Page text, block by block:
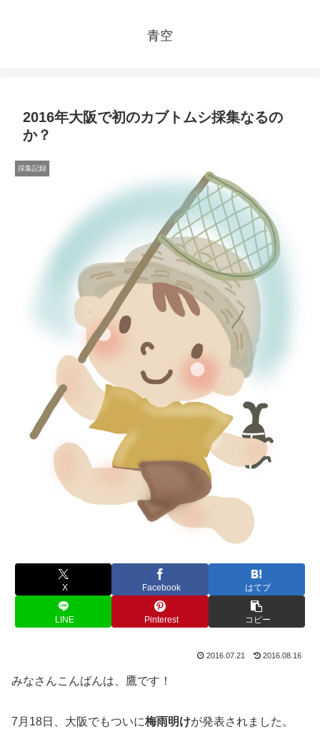
青空
2016年大阪で初のカブトムシ採集なるの
か？
採集記録
X Facebook はてブ
LINE Pinterest コピー
2016.07.21 2016.08.16
みなさんこんばんは、鷹です！
7月18日、大阪でもついに梅雨明けが発表されました。